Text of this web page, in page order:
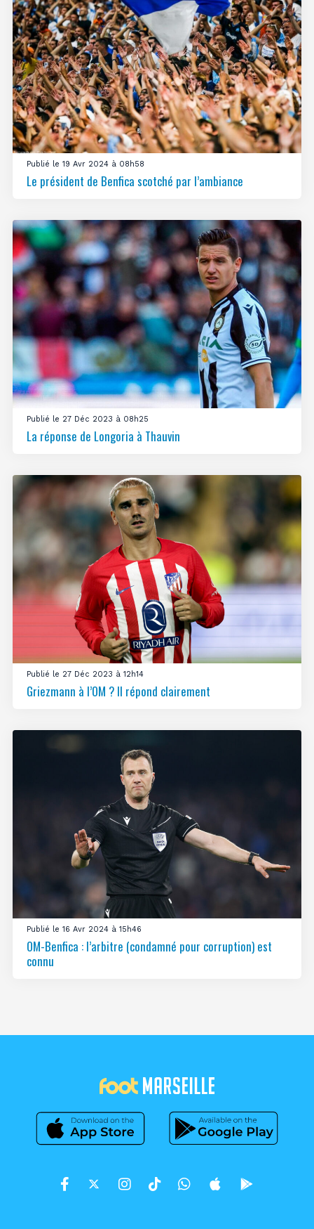
Publié le 19 Avr 2024 à 08h58
Le président de Benfica scotché par l’ambiance
Publié le 27 Déc 2023 à 08h25
La réponse de Longoria à Thauvin
Publié le 27 Déc 2023 à 12h14
Griezmann à l’OM ? Il répond clairement
Publié le 16 Avr 2024 à 15h46
OM-Benfica : l’arbitre (condamné pour corruption) est
connu